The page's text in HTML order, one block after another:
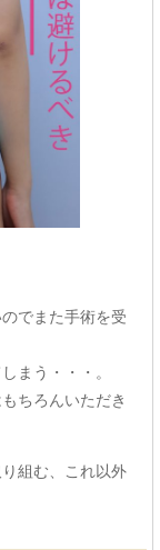
でまた手術を受
まう・・・。
ちろんいただき
組む、これ以外